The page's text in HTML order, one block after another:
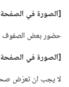
‏[الصورة في الصفحة ١٨]‏
حضور بعض الصفوف
‏[الصورة في الصفحة ٢٠]‏
لا يجب ان تعرّض